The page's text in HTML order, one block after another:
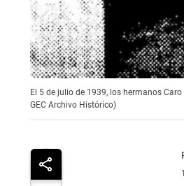
El 5 de julio de 1939, los hermanos
GEC Archivo Histórico)